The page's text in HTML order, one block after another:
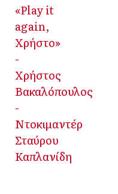
«Play it
again,
Χρήστο»
-
Χρήστος
Βακαλόπουλος
-
Ντοκιμαντέρ
Σταύρου
Καπλανίδη